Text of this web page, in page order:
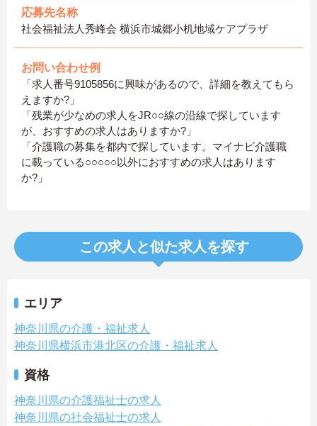
応募先名称
社会福祉法人秀峰会 横浜市城郷小机地域ケアプラザ
お問い合わせ例
「求人番号9105856に興味があるので、詳細を教えてもら
えますか?」
「残業が少なめの求人をJR○○線の沿線で探しています
が、おすすめの求人はありますか?」
「介護職の募集を都内で探しています。マイナビ介護職
に載っている○○○○○以外におすすめの求人はあります
か?」
この求人と似た求人を探す
エリア
神奈川県の介護・福祉求人
神奈川県横浜市港北区の介護・福祉求人
資格
神奈川県の介護福祉士の求人
神奈川県の社会福祉士の求人